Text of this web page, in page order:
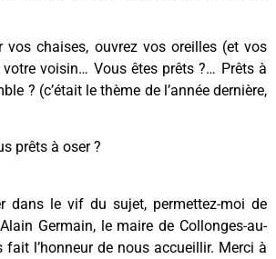
vos chaises, ouvrez vos oreilles (et vos
voisin… Vous êtes prêts ?… Prêts à
? (c’était le thème de l’année dernière,
prêts à oser ?
dans le vif du sujet, permettez-moi de
Germain, le maire de Collonges-au-
fait l’honneur de nous accueillir. Merci à